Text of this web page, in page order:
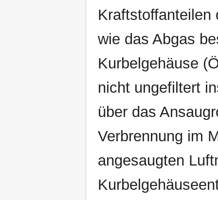
Kraftstoffanteilen
wie das Abgas
Kurbelgehäuse
nicht ungefiltert
über das
Verbrennung im
angesaugten